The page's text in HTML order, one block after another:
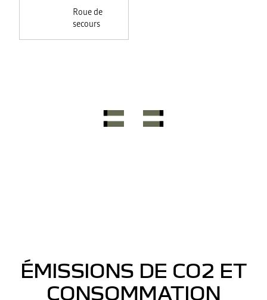
Roue de
secours
ÉMISSIONS DE CO2 ET
CONSOMMATION